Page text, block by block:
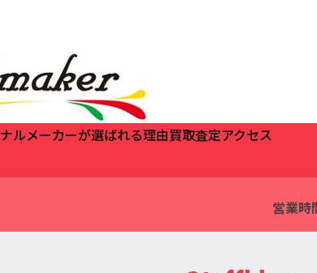
ルメーカーが選ばれる理由買取査定アクセス
営業時